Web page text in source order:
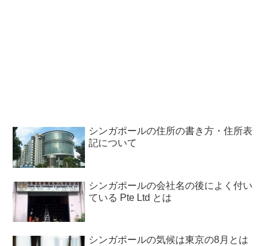
シンガポールの住所の書き方・住所表
記について
シンガポールの会社名の後によく付い
ている Pte Ltd とは
シンガポールの気候は東京の8月とは